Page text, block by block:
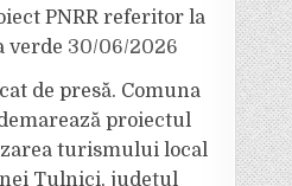
PNRR referitor la
verde 30/06/2026
de presă. Comuna
proiectul
turismului local
Tulnici, județul